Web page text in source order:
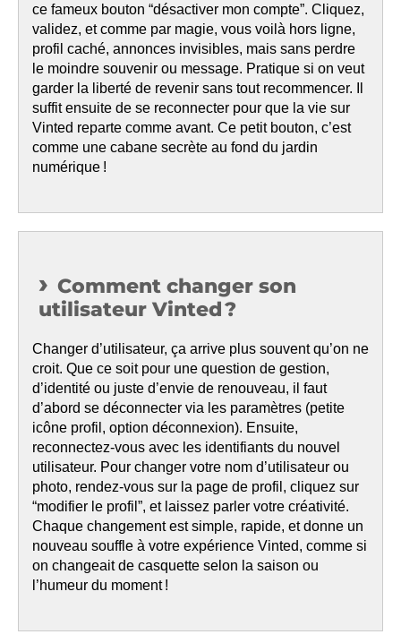
ce fameux bouton “désactiver mon compte”. Cliquez,
validez, et comme par magie, vous voilà hors ligne,
profil caché, annonces invisibles, mais sans perdre
le moindre souvenir ou message. Pratique si on veut
garder la liberté de revenir sans tout recommencer. Il
suffit ensuite de se reconnecter pour que la vie sur
Vinted reparte comme avant. Ce petit bouton, c’est
comme une cabane secrète au fond du jardin
numérique !
Comment changer son
utilisateur Vinted ?
Changer d’utilisateur, ça arrive plus souvent qu’on ne
croit. Que ce soit pour une question de gestion,
d’identité ou juste d’envie de renouveau, il faut
d’abord se déconnecter via les paramètres (petite
icône profil, option déconnexion). Ensuite,
reconnectez-vous avec les identifiants du nouvel
utilisateur. Pour changer votre nom d’utilisateur ou
photo, rendez-vous sur la page de profil, cliquez sur
“modifier le profil”, et laissez parler votre créativité.
Chaque changement est simple, rapide, et donne un
nouveau souffle à votre expérience Vinted, comme si
on changeait de casquette selon la saison ou
l’humeur du moment !